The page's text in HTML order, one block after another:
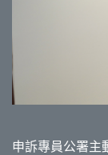
申訴專員公署主